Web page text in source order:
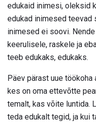
edukaid inimesi, oleksid
edukad inimesed teevad
inimesed ei soovi.
keerulisele, raskele ja
teeb edukaks, edukaks.
Päev pärast uue
kes on oma ettevõtte
temalt, kas võite luntida.
teda edukalt tegid, ja kui